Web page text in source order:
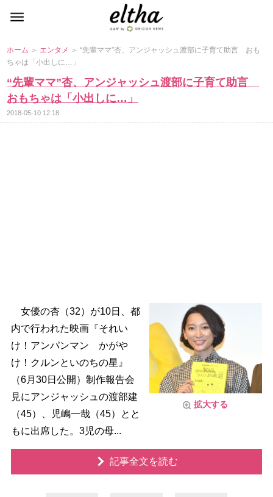
ホーム ＞ エンタメ ＞ “先輩ママ”杏、アンジャッシュ渡部に子育て助言 おも
ちゃは「小出しに…」
“先輩ママ”杏、アンジャッシュ渡部に子育て助言
おもちゃは「小出しに…」
2018-05-10 12:18
拡大する
女優の杏（32）が10日、都
内で行われた映画『それい
け！アンパンマン かが
け！クルンといのちの星』
（6月30日公開）制作報告会
見にアンジャッシュの渡部建
（45）、児嶋一哉（45）とと
もに出席した。3児の母...
記事全文を読む